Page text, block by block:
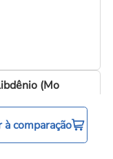
(Mo
comparação